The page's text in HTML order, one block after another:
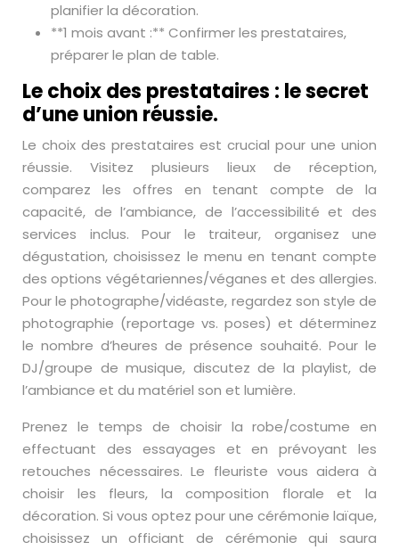
planifier la décoration.
**1 mois avant :** Confirmer les prestataires,
préparer le plan de table.
Le choix des prestataires : le secret
d’une union réussie.
Le choix des prestataires est crucial pour une union
réussie. Visitez plusieurs lieux de réception,
comparez les offres en tenant compte de la
capacité, de l’ambiance, de l’accessibilité et des
services inclus. Pour le traiteur, organisez une
dégustation, choisissez le menu en tenant compte
des options végétariennes/véganes et des allergies.
Pour le photographe/vidéaste, regardez son style de
photographie (reportage vs. poses) et déterminez
le nombre d’heures de présence souhaité. Pour le
DJ/groupe de musique, discutez de la playlist, de
l’ambiance et du matériel son et lumière.
Prenez le temps de choisir la robe/costume en
effectuant des essayages et en prévoyant les
retouches nécessaires. Le fleuriste vous aidera à
choisir les fleurs, la composition florale et la
décoration. Si vous optez pour une cérémonie laïque,
choisissez un officiant de cérémonie qui saura